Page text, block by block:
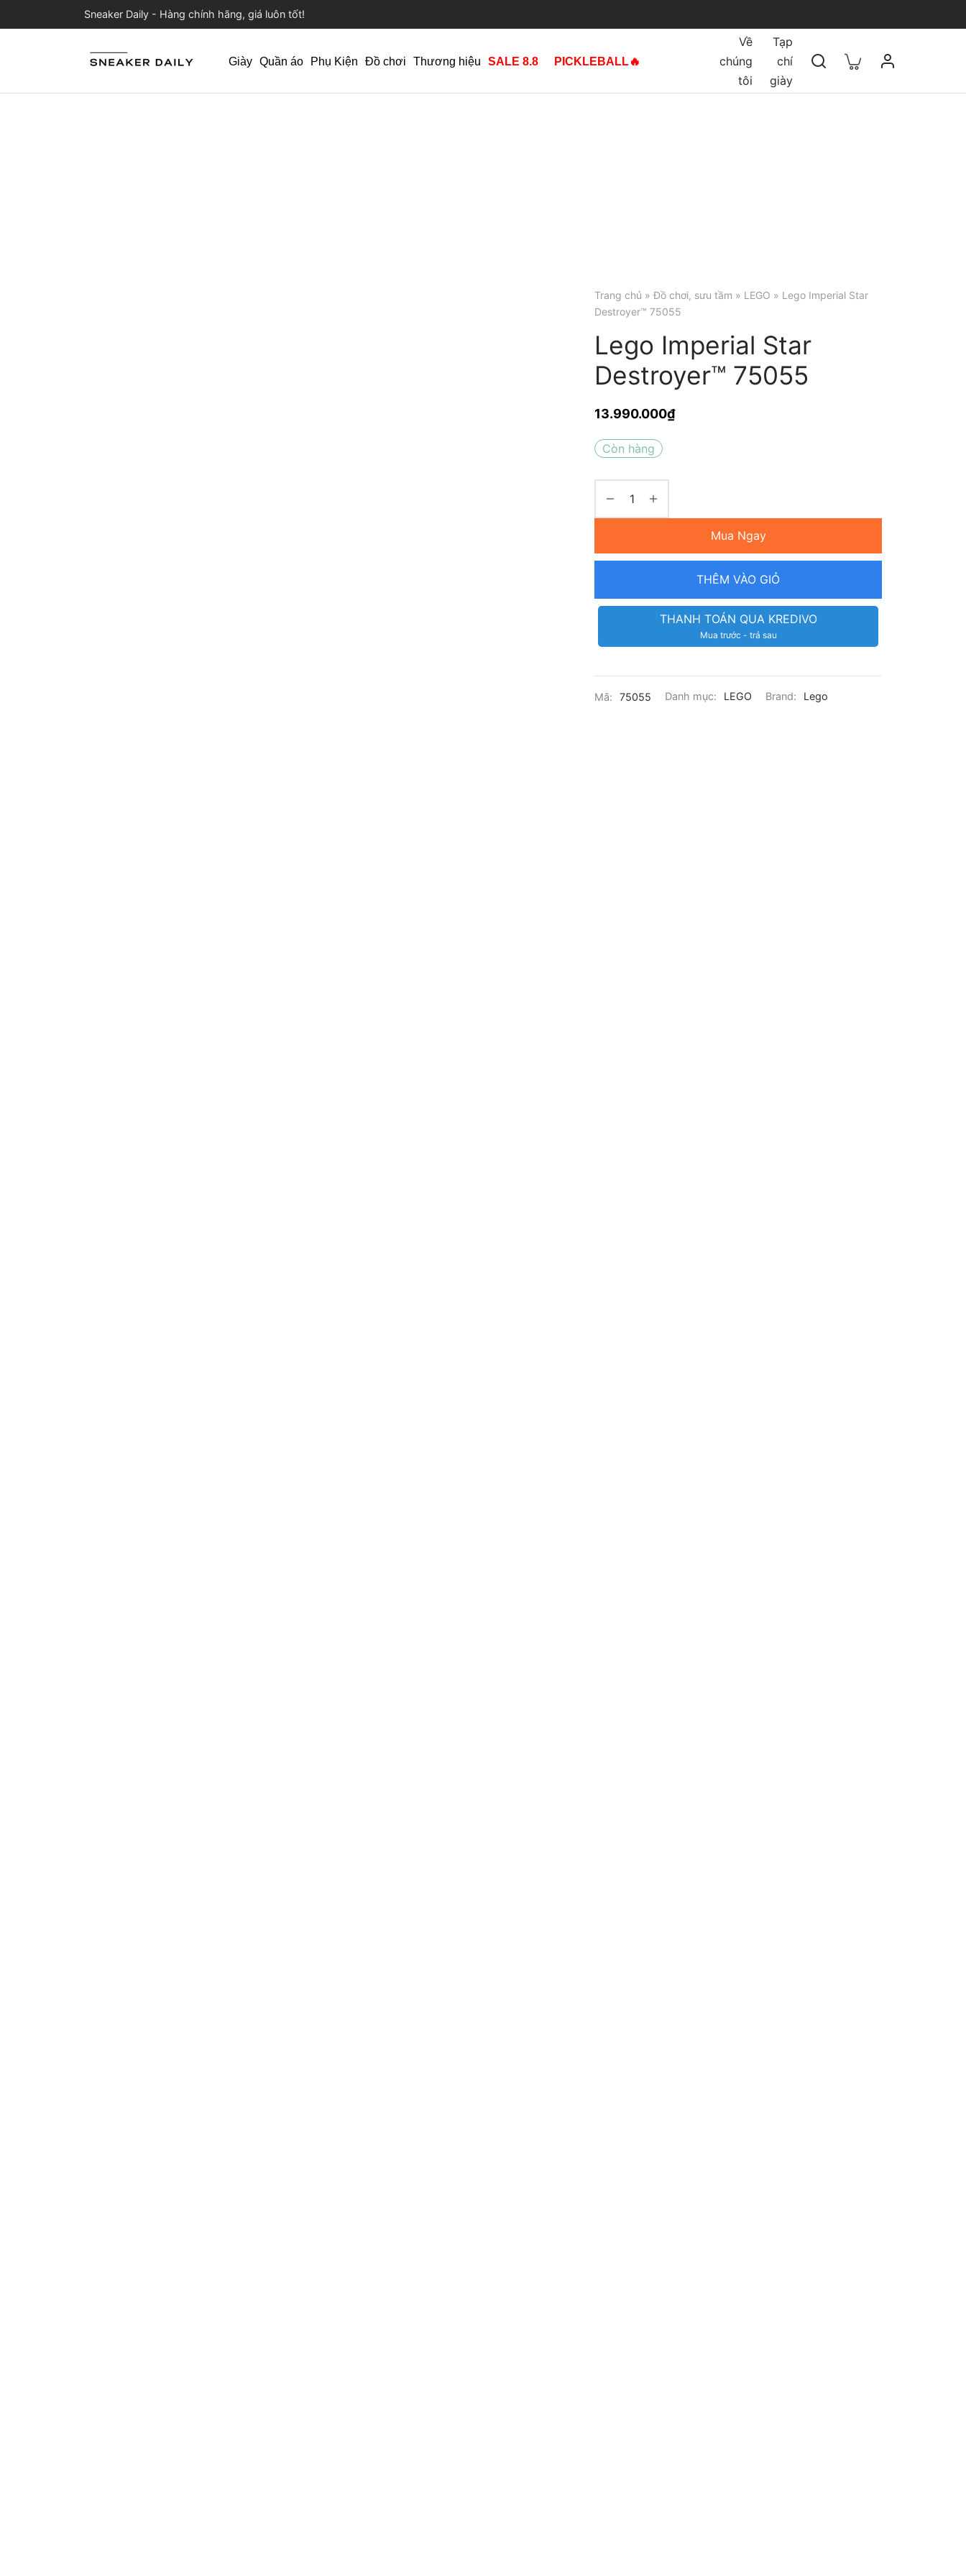
Sneaker Daily - Hàng chính hãng, giá luôn tốt!
Giày Quần áo Phụ Kiện Đồ chơi Thương hiệu SALE 8.8 PICKLEBALL🔥
Về
chúng
tôi
Tạp
chí
giày
Trang chủ »Đồ chơi, sưu tầm » LEGO » Lego Imperial Star
Destroyer™ 75055
Lego Imperial Star
Destroyer™ 75055
13.990.000₫
Còn hàng
Mua Ngay
THÊM VÀO GIỎ
THANH TOÁN QUA KREDIVO
Mua trước - trả sau
Mã: 75055 Danh mục: LEGO Brand: Lego